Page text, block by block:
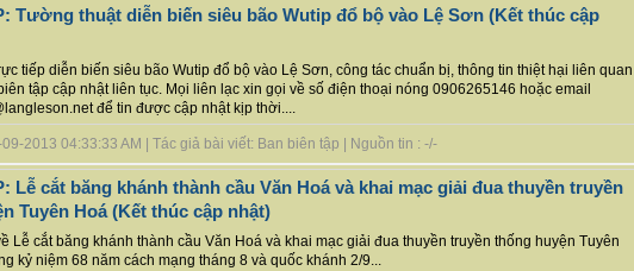
Tường thuật diễn biến siêu bão Wutip đổ bộ vào Lệ Sơn (Kết thúc cập
tiếp diễn biến siêu bão Wutip đổ bộ vào Lệ Sơn, công tác chuẩn bị, thông tin thiệt hại liên quan
tập cập nhật liên tục. Mọi liên lạc xin gọi về số điện thoại nóng 0906265146 hoặc email
để tin được cập nhật kịp thời....
2013 04:33:33 AM | Tác giả bài viết: Ban biên tập | Nguồn tin : -/-
Lễ cắt băng khánh thành cầu Văn Hoá và khai mạc giải đua thuyền truyền
Tuyên Hoá (Kết thúc cập nhật)
Lễ cắt băng khánh thành cầu Văn Hoá và khai mạc giải đua thuyền truyền thống huyện Tuyên
kỷ niệm 68 năm cách mạng tháng 8 và quốc khánh 2/9...